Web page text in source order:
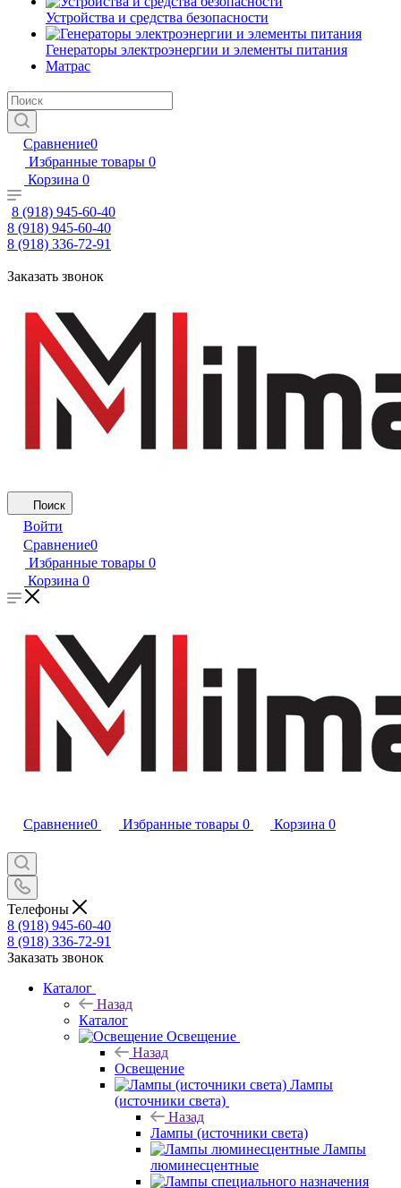
Устройства и средства безопасности
Генераторы электроэнергии и элементы питания
Матрас
Сравнение0
Избранные товары 0
Корзина 0
8 (918) 945-60-40
8 (918) 945-60-40
8 (918) 336-72-91
Заказать звонок
Поиск
Войти
Сравнение0
Избранные товары 0
Корзина 0
Сравнение0 Избранные товары 0 Корзина 0
Телефоны
8 (918) 945-60-40
8 (918) 336-72-91
Заказать звонок
Каталог
Назад
Каталог
Освещение
Назад
Освещение
Лампы
(источники света)
Назад
Лампы (источники света)
Лампы
люминесцентные